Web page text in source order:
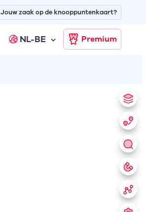
NL-BE Premium
Jouw zaak op de knooppuntenkaart?